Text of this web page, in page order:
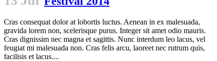
Cras consequat dolor at lobortis luctus. Aenean in ex malesuada,
gravida lorem non, scelerisque purus. Integer sit amet odio mauris.
Cras dignissim nec magna et sagittis. Nunc interdum leo lacus, vel
feugiat mi malesuada non. Cras felis arcu, laoreet nec rutrum quis,
facilisis et lacus....